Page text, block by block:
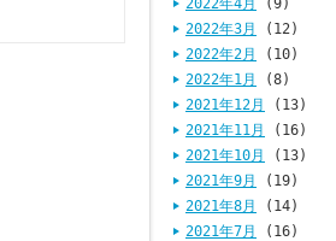
2022年4月
(9)
2022年3月
(12)
2022年2月
(10)
2022年1月
(8)
2021年12月
(13)
2021年11月
(16)
2021年10月
(13)
2021年9月
(19)
2021年8月
(14)
2021年7月
(16)